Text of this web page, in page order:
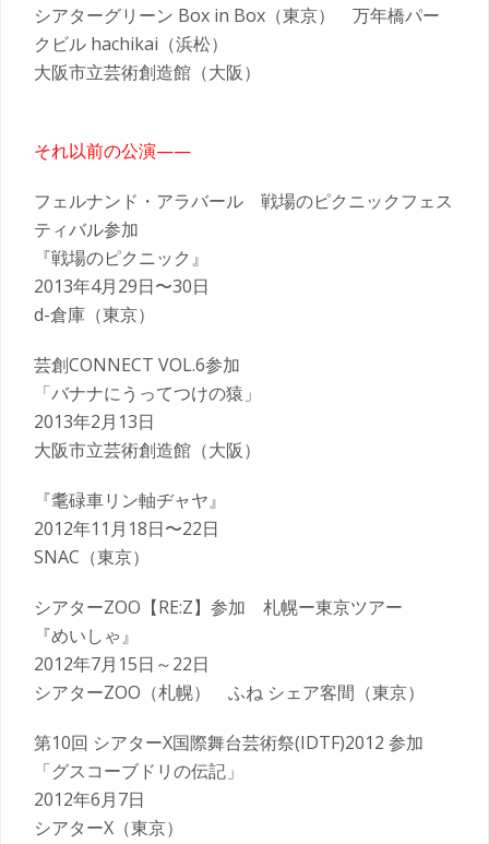
シアターグリーン Box in Box（東京） 万年橋パー
クビル hachikai（浜松）
大阪市立芸術創造館（大阪）
それ以前の公演——
フェルナンド・アラバール 戦場のピクニックフェス
ティバル参加
『戦場のピクニック』
2013年4月29日〜30日
d-倉庫（東京）
芸創CONNECT VOL.6参加
「バナナにうってつけの猿」
2013年2月13日
大阪市立芸術創造館（大阪）
『耄碌車リン軸ヂャヤ』
2012年11月18日〜22日
SNAC（東京）
シアターZOO【RE:Z】参加 札幌ー東京ツアー
『めいしゃ』
2012年7月15日～22日
シアターZOO（札幌） ふね シェア客間（東京）
第10回 シアターΧ国際舞台芸術祭(IDTF)2012 参加
「グスコーブドリの伝記」
2012年6月7日
シアターΧ（東京）